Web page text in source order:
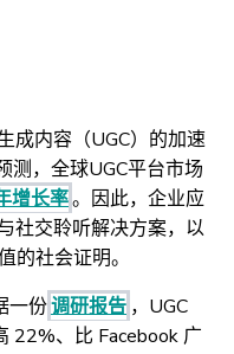
成内容（UGC）的加速
测，全球UGC平台市场
增长率。因此，企业应
社交聆听解决方案，以
的社会证明。
一份调研报告 ，UGC
22%、比 Facebook 广